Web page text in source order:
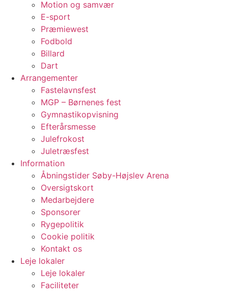
Motion og samvær
E-sport
Præmiewest
Fodbold
Billard
Dart
Arrangementer
Fastelavnsfest
MGP – Børnenes fest
Gymnastikopvisning
Efterårsmesse
Julefrokost
Juletræsfest
Information
Åbningstider Søby-Højslev Arena
Oversigtskort
Medarbejdere
Sponsorer
Rygepolitik
Cookie politik
Kontakt os
Leje lokaler
Leje lokaler
Faciliteter